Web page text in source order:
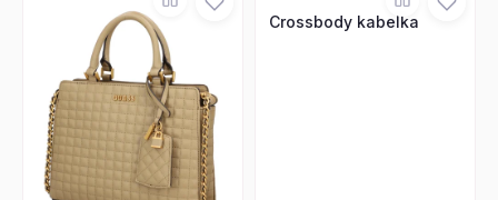
Crossbody kabelka